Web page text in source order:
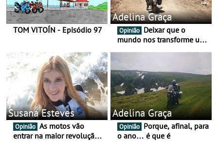
TOM VITOÍN - Episódio 97
Adelina Graça
Opinião
mundo nos transforme um
Susana Esteves
Opinião
entrar na maior revolução
Adelina Graça
Opinião
o ano… é que é